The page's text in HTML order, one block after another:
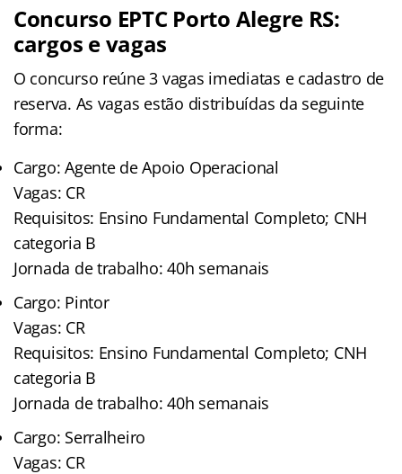
Concurso EPTC Porto Alegre RS:
cargos e vagas
O concurso reúne 3 vagas imediatas e cadastro de
reserva. As vagas estão distribuídas da seguinte
forma:
Cargo: Agente de Apoio Operacional
Vagas: CR
Requisitos: Ensino Fundamental Completo; CNH
categoria B
Jornada de trabalho: 40h semanais
Cargo: Pintor
Vagas: CR
Requisitos: Ensino Fundamental Completo; CNH
categoria B
Jornada de trabalho: 40h semanais
Cargo: Serralheiro
Vagas: CR